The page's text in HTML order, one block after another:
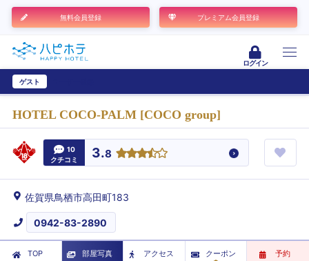
無料会員登録 プレミアム会員登録
ログイン
ゲスト
HOTEL COCO-PALM [COCO group]
10
クチコミ
3.8
佐賀県鳥栖市高田町183
0942-83-2890
TOP 部屋写真
アクセス
クーポン 予約